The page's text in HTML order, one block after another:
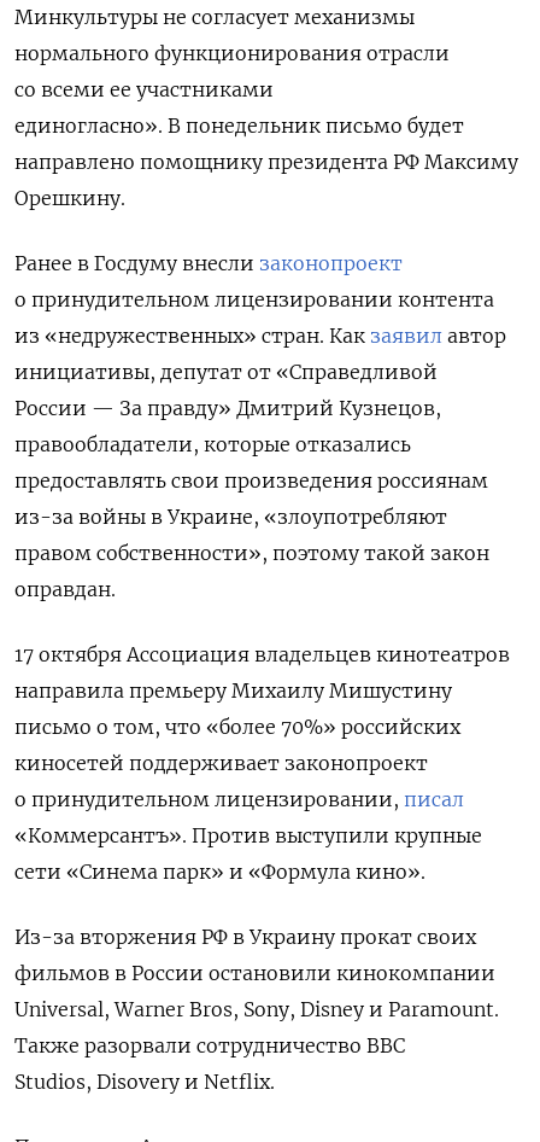
Минкультуры не согласует механизмы
нормального функционирования отрасли
со всеми ее участниками
единогласно». В понедельник письмо будет
направлено помощнику президента РФ Максиму
Орешкину.
Ранее в Госдуму внесли законопроект
о принудительном лицензировании контента
из «недружественных» стран. Как заявил автор
инициативы, депутат от «Справедливой
России — За правду» Дмитрий Кузнецов,
правообладатели, которые отказались
предоставлять свои произведения россиянам
из-за войны в Украине, «злоупотребляют
правом собственности», поэтому такой закон
оправдан.
17 октября Ассоциация владельцев кинотеатров
направила премьеру Михаилу Мишустину
письмо о том, что «более 70%» российских
киносетей поддерживает законопроект
о принудительном лицензировании, писал
«Коммерсантъ». Против выступили крупные
сети «Синема парк» и «Формула кино».
Из-за вторжения РФ в Украину прокат своих
фильмов в России остановили кинокомпании
Universal, Warner Bros, Sony, Disney и Paramount.
Также разорвали сотрудничество BBC
Studios, Disovery и Netflix.